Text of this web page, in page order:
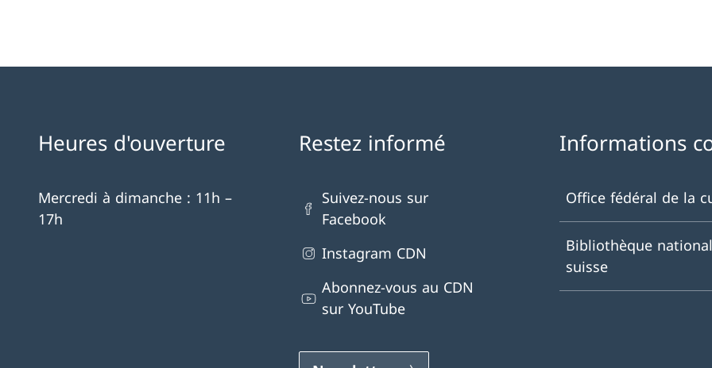
Heures d'ouverture
Mercredi à dimanche : 11h –
17h
Restez informé
Suivez-nous sur
Facebook
Instagram CDN
Abonnez-vous au CDN
sur YouTube
Informations
Office fédéral de la
Bibliothèque
suisse